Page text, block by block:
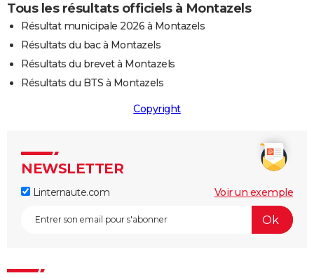
Tous les résultats officiels à Montazels
Résultat municipale 2026 à Montazels
Résultats du bac à Montazels
Résultats du brevet à Montazels
Résultats du BTS à Montazels
Copyright
NEWSLETTER
Linternaute.com Voir un exemple